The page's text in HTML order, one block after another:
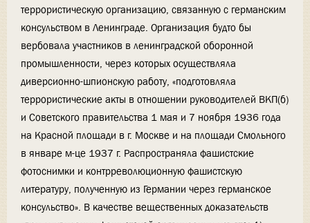
террористическую организацию, связанную с германским
консульством в Ленинграде. Организация будто бы
вербовала участников в ленинградской оборонной
промышленности, через которых осуществляла
диверсионно-шпионскую работу, «подготовляла
террористические акты в отношении руководителей ВКП(б)
и Советского правительства 1 мая и 7 ноября 1936 года
на Красной площади в г. Москве и на площади Смольного
в январе м-це 1937 г. Распространяла фашистские
фотоснимки и контрреволюционную фашистскую
литературу, полученную из Германии через германское
консульство». В качестве вещественных доказательств